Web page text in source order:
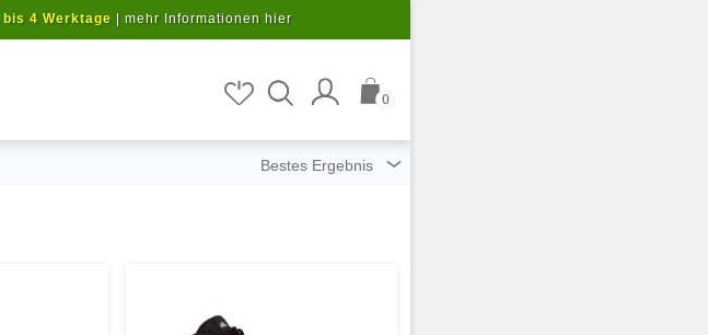
bis 4 Werktage mehr Informationen hier
0